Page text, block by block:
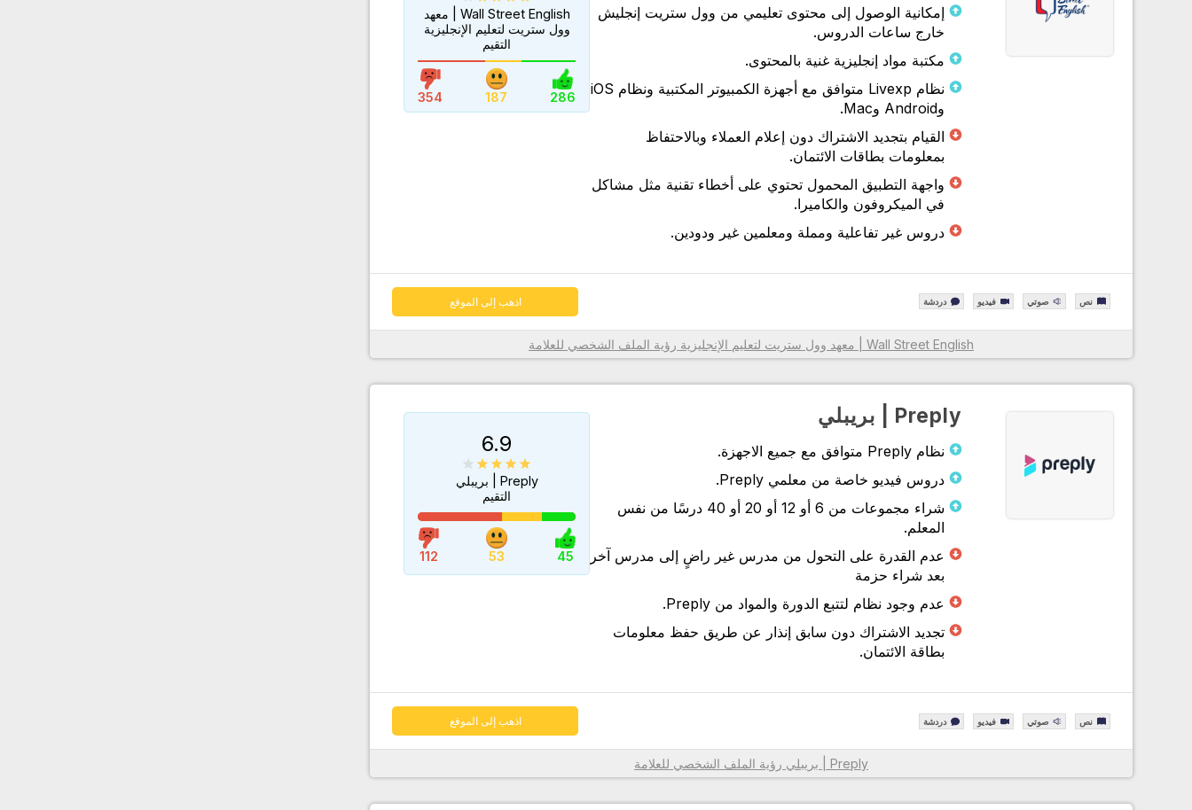
اذهب إلى الموقع
إمكانية الوصول إلى محتوى تعليمي من وول ستريت إنجليش
خارج ساعات الدروس.
مكتبة مواد إنجليزية غنية بالمحتوى.
نظام Livexp متوافق مع أجهزة الكمبيوتر المكتبية ونظام iOS
وAndroid وMac.
القيام بتجديد الاشتراك دون إعلام العملاء وبالاحتفاظ
بمعلومات بطاقات الائتمان.
واجهة التطبيق المحمول تحتوي على أخطاء تقنية مثل مشاكل
في الميكروفون والكاميرا.
دروس غير تفاعلية ومملة ومعلمين غير ودودين.
Wall Street English | معهد
وول ستريت لتعليم الإنجليزية
التقيم
286
187
354
نص صوتي فيديو دردشة اذهب إلى الموقع
اذهب إلى الموقع
Wall Street English | معهد وول ستريت لتعليم الإنجليزية رؤية الملف الشخصي للعلامة
Preply | بريبلي
نظام Preply متوافق مع جميع الاجهزة.
دروس فيديو خاصة من معلمي Preply.
شراء مجموعات من 6 أو 12 أو 20 أو 40 درسًا من نفس
المعلم.
عدم القدرة على التحول من مدرس غير راضٍ إلى مدرس آخر
بعد شراء حزمة
عدم وجود نظام لتتبع الدورة والمواد من Preply.
تجديد الاشتراك دون سابق إنذار عن طريق حفظ معلومات
بطاقة الائتمان.
6.9
Preply | بريبلي
التقيم
45
53
112
نص صوتي فيديو دردشة اذهب إلى الموقع
Preply | بريبلي رؤية الملف الشخصي للعلامة